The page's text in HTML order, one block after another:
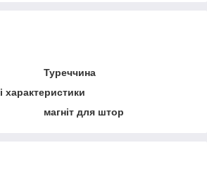
Туреччина
характеристики
магніт для штор